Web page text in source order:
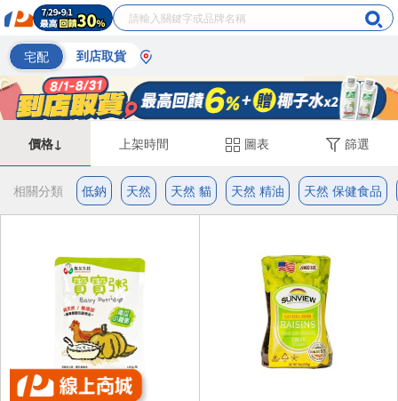
宅配 到店取貨
價格↓ 上架時間 圖表 篩選
相關分類 低鈉 天然 天然 貓 天然 精油 天然 保健食品